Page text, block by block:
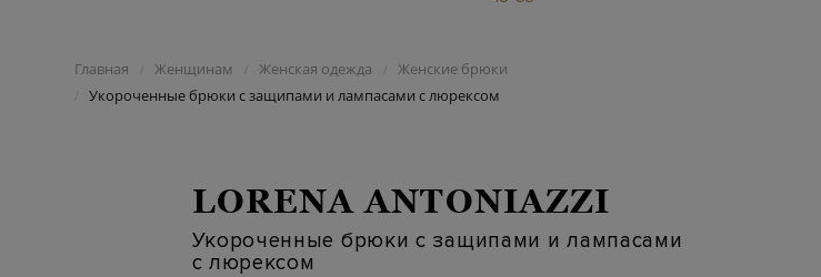
Главная / Женщинам / Женская одежда / Женские брюки
/ Укороченные брюки с защипами и лампасами с люрексом
LORENA ANTONIAZZI
Укороченные брюки с защипами и лампасами
с люрексом